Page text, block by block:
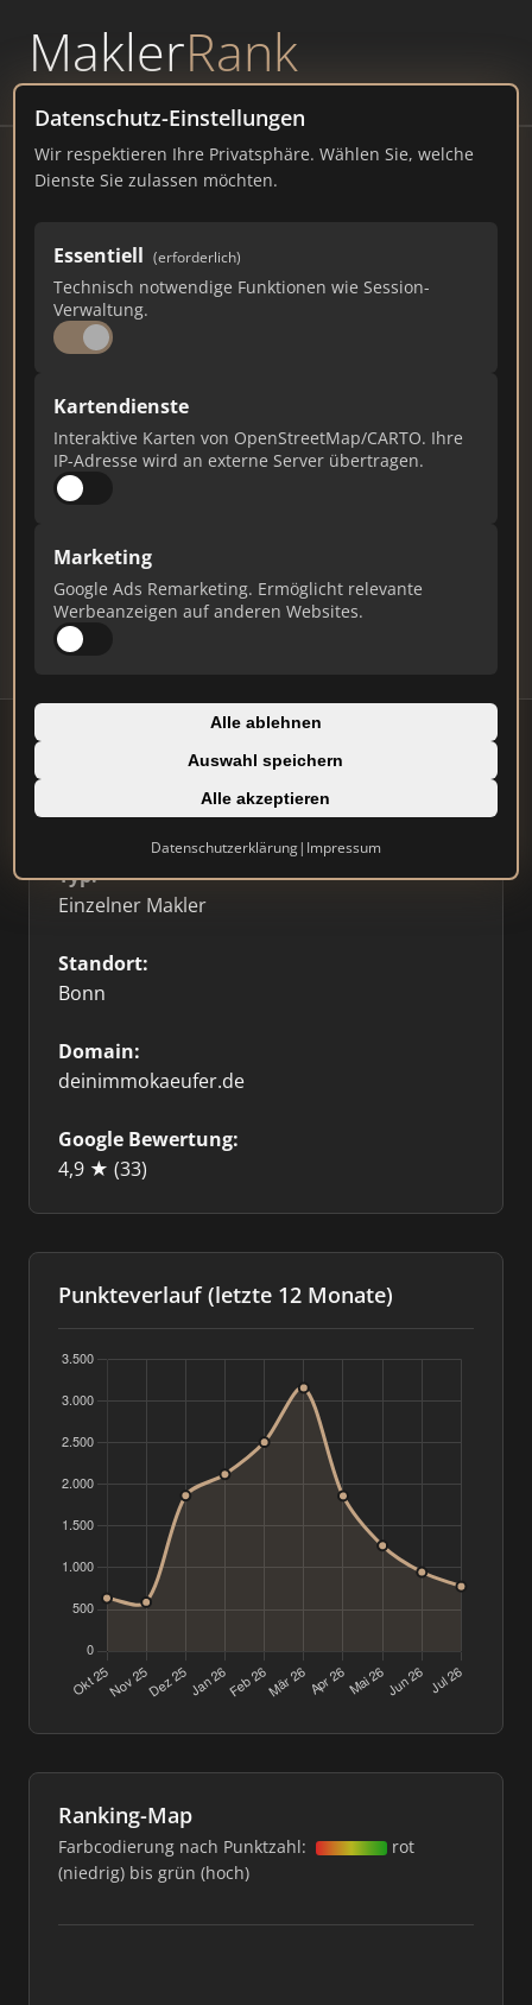
MaklerRank
powered byWAVEPOINT
Datenschutz-Einstellungen
Wir respektieren Ihre Privatsphäre. Wählen Sie, welche
Dienste Sie zulassen möchten.
Essentiell (erforderlich)
Technisch notwendige Funktionen wie Session-
Verwaltung.
Kartendienste
Interaktive Karten von OpenStreetMap/CARTO. Ihre
IP-Adresse wird an externe Server übertragen.
Marketing
Google Ads Remarketing. Ermöglicht relevante
Werbeanzeigen auf anderen Websites.
Alle ablehnen
Auswahl speichern
Alle akzeptieren
Datenschutzerklärung| Impressum
deinimmokäufer | Wohnung & Haus
Bornheimer Str. 127, 53119 Bonn
deinimmokaeufer.de
Gesamtpunkte
Ist das Ihr Unternehmen?
Daten und erhalten Sie monatliche Ranking-
Updates.
Profil beanspruchen
⭐ Etabliert
Typ:
Einzelner Makler
Standort:
Bonn
Domain:
deinimmokaeufer.de
Google Bewertung:
4,9 ★ (33)
Punkteverlauf (letzte 12 Monate)
Ranking-Map
Farbcodierung nach Punktzahl:
rot
(niedrig) bis grün (hoch)